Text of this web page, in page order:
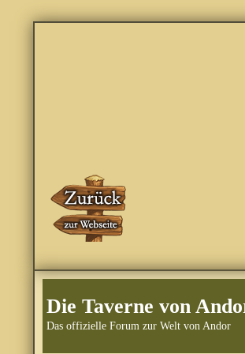
Die Taverne von
Das offizielle Forum zur Welt von Andor